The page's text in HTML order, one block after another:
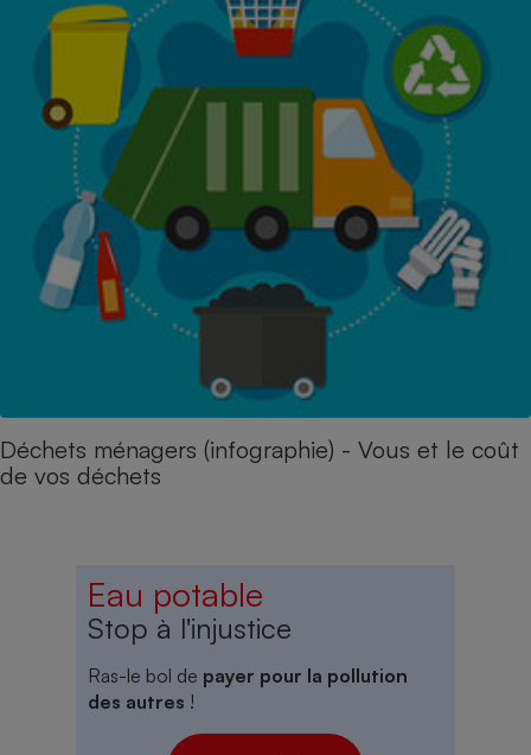
Déchets ménagers (infographie) - Vous et le coût
de vos déchets
Eau potable
Stop à l'injustice
Ras-le bol de payer pour la pollution
des autres !